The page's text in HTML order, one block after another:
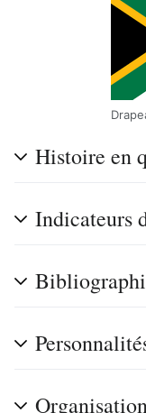
Histoire en
Indicateurs